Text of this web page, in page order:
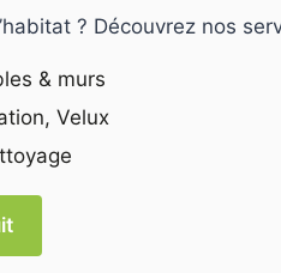
? Découvrez nos
& murs
Velux